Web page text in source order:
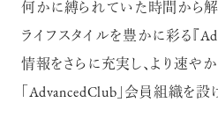
何かに縛られていた時間から
ライフスタイルを豊かに彩る『
情報をさらに充実し、より速やか
「AdvancedClub」会員組織を設